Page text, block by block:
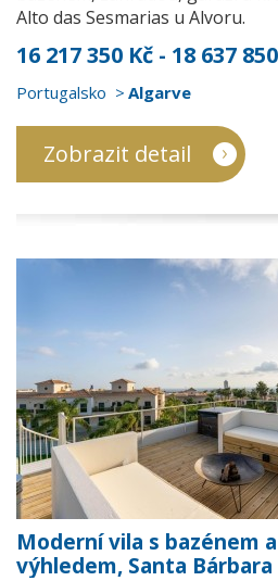
Alto das Sesmarias u Alvoru.
16 217 350 Kč - 18 637
Portugalsko Algarve
Zobrazit detail
Moderní vila s bazénem
výhledem, Santa